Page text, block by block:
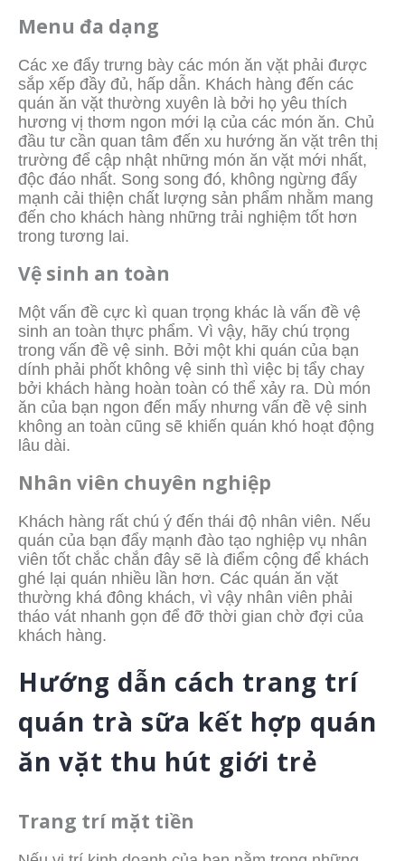
Menu đa dạng
Các xe đẩy trưng bày các món ăn vặt phải được
sắp xếp đầy đủ, hấp dẫn. Khách hàng đến các
quán ăn vặt thường xuyên là bởi họ yêu thích
hương vị thơm ngon mới lạ của các món ăn. Chủ
đầu tư cần quan tâm đến xu hướng ăn vặt trên thị
trường để cập nhật những món ăn vặt mới nhất,
độc đáo nhất. Song song đó, không ngừng đẩy
mạnh cải thiện chất lượng sản phẩm nhằm mang
đến cho khách hàng những trải nghiệm tốt hơn
trong tương lai.
Vệ sinh an toàn
Một vấn đề cực kì quan trọng khác là vấn đề vệ
sinh an toàn thực phẩm. Vì vậy, hãy chú trọng
trong vấn đề vệ sinh. Bởi một khi quán của bạn
dính phải phốt không vệ sinh thì việc bị tẩy chay
bởi khách hàng hoàn toàn có thể xảy ra. Dù món
ăn của bạn ngon đến mấy nhưng vấn đề vệ sinh
không an toàn cũng sẽ khiến quán khó hoạt động
lâu dài.
Nhân viên chuyên nghiệp
Khách hàng rất chú ý đến thái độ nhân viên. Nếu
quán của bạn đẩy mạnh đào tạo nghiệp vụ nhân
viên tốt chắc chắn đây sẽ là điểm cộng để khách
ghé lại quán nhiều lần hơn. Các quán ăn vặt
thường khá đông khách, vì vậy nhân viên phải
tháo vát nhanh gọn để đỡ thời gian chờ đợi của
khách hàng.
Hướng dẫn cách trang trí
quán trà sữa kết hợp quán
ăn vặt thu hút giới trẻ
Trang trí mặt tiền